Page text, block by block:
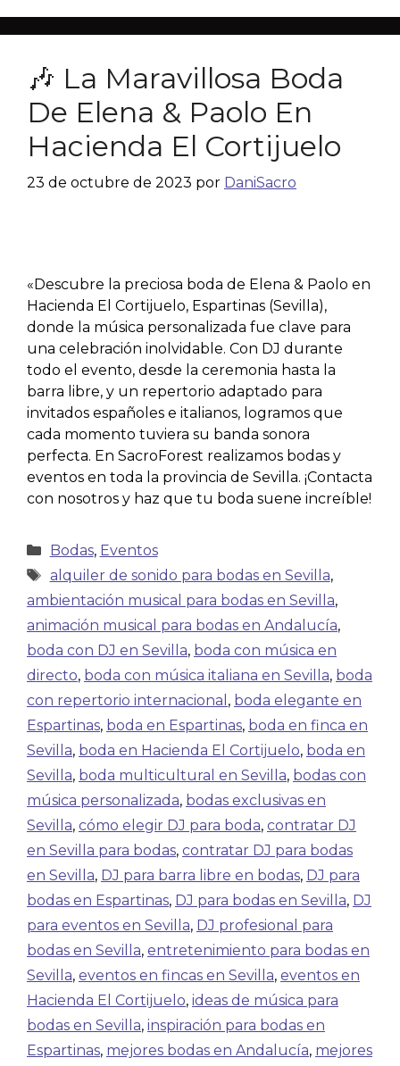
🎶 La Maravillosa Boda
De Elena & Paolo En
Hacienda El Cortijuelo
23 de octubre de 2023 por DaniSacro
«Descubre la preciosa boda de Elena & Paolo en
Hacienda El Cortijuelo, Espartinas (Sevilla),
donde la música personalizada fue clave para
una celebración inolvidable. Con DJ durante
todo el evento, desde la ceremonia hasta la
barra libre, y un repertorio adaptado para
invitados españoles e italianos, logramos que
cada momento tuviera su banda sonora
perfecta. En SacroForest realizamos bodas y
eventos en toda la provincia de Sevilla. ¡Contacta
con nosotros y haz que tu boda suene increíble!
Bodas, Eventos
alquiler de sonido para bodas en Sevilla,
ambientación musical para bodas en Sevilla,
animación musical para bodas en Andalucía,
boda con DJ en Sevilla, boda con música en
directo, boda con música italiana en Sevilla, boda
con repertorio internacional , boda elegante en
Espartinas, boda en Espartinas, boda en finca en
Sevilla, boda en Hacienda El Cortijuelo, boda en
Sevilla, boda multicultural en Sevilla, bodas con
música personalizada, bodas exclusivas en
Sevilla, cómo elegir DJ para boda, contratar DJ
en Sevilla para bodas, contratar DJ para bodas
en Sevilla, DJ para barra libre en bodas, DJ para
bodas en Espartinas, DJ para bodas en Sevilla, DJ
para eventos en Sevilla, DJ profesional para
bodas en Sevilla, entretenimiento para bodas en
Sevilla, eventos en fincas en Sevilla, eventos en
Hacienda El Cortijuelo, ideas de música para
bodas en Sevilla, inspiración para bodas en
Espartinas, mejores bodas en Andalucía, mejores